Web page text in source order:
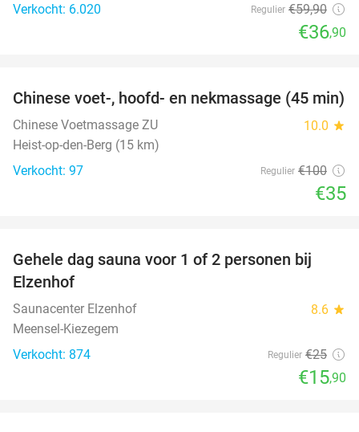
Verkocht: 6.020
Regulier €59,90
€36,90
65%
Chinese voet-, hoofd- en nekmassage (45 min)
Chinese Voetmassage ZU 10.0 star
Heist-op-den-Berg (15 km)
Verkocht: 97
Regulier €100
€35
36%
Gehele dag sauna voor 1 of 2 personen bij
Elzenhof
Saunacenter Elzenhof 8.6 star
Meensel-Kiezegem
Verkocht: 874
Regulier €25
€15,90